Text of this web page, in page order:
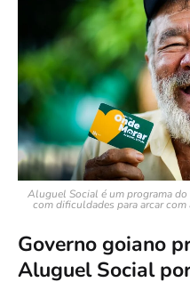
Aluguel Social é um programa
com dificuldades para arcar
Governo goiano
Aluguel Social